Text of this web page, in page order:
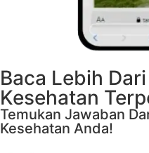
Baca Lebih
Kesehatan
Temukan Jawaban
Kesehatan Anda!